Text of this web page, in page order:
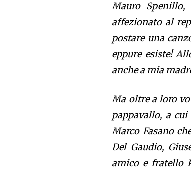
Mauro
affezionato al
postare una
eppure esiste!
anche a mia
Ma oltre a loro
pappavallo, a
Marco Fasano
Del Gaudio,
amico e fratello